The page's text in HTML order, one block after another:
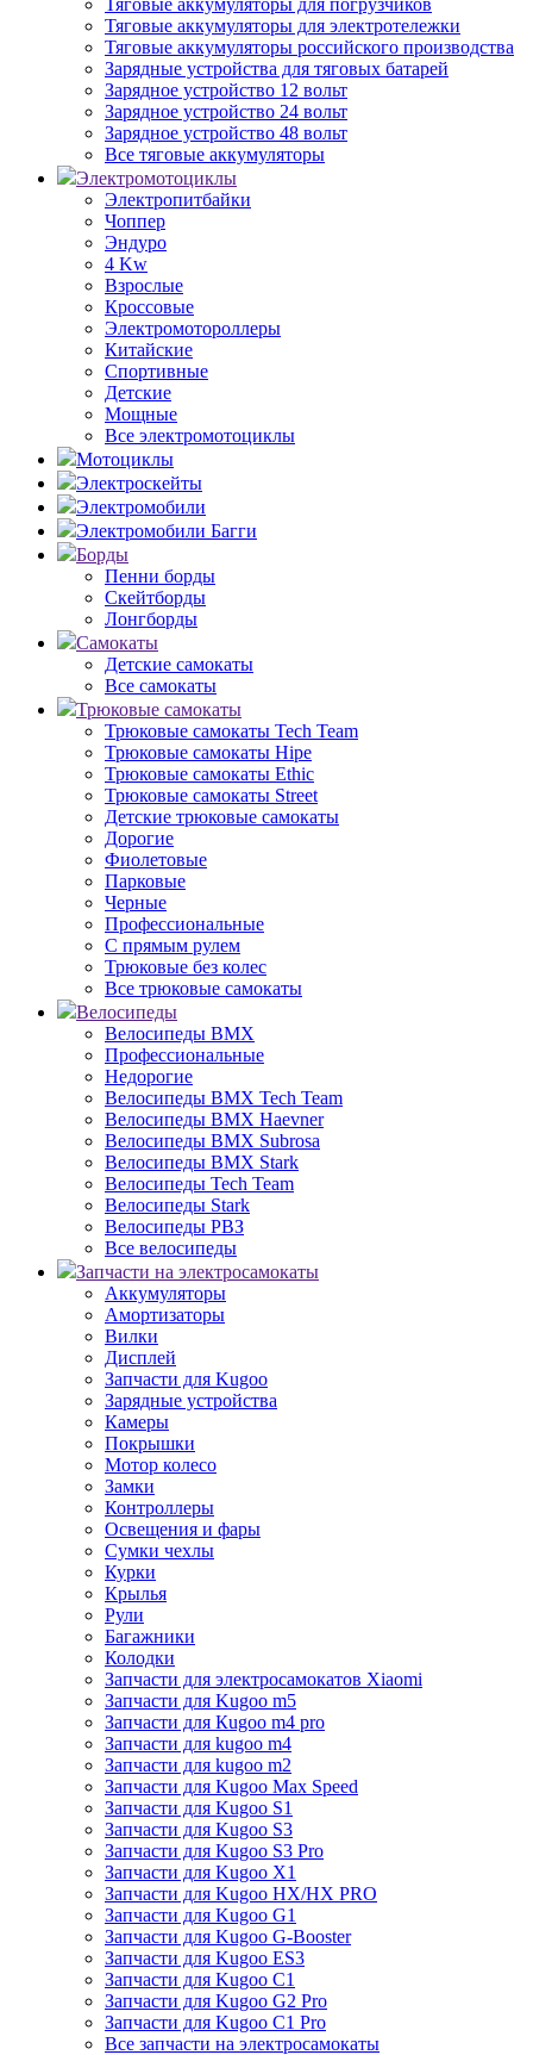
Тяговые аккумуляторы для погрузчиков
Тяговые аккумуляторы для электротележки
Тяговые аккумуляторы российского производства
Зарядные устройства для тяговых батарей
Зарядное устройство 12 вольт
Зарядное устройство 24 вольт
Зарядное устройство 48 вольт
Все тяговые аккумуляторы
Электромотоциклы
Электропитбайки
Чоппер
Эндуро
4 Kw
Взрослые
Кроссовые
Электромотороллеры
Китайские
Спортивные
Детские
Мощные
Все электромотоциклы
Мотоциклы
Электроскейты
Электромобили
Электромобили Багги
Борды
Пенни борды
Скейтборды
Лонгборды
Самокаты
Детские самокаты
Все самокаты
Трюковые самокаты
Трюковые самокаты Tech Team
Трюковые самокаты Hipe
Трюковые самокаты Ethic
Трюковые самокаты Street
Детские трюковые самокаты
Дорогие
Фиолетовые
Парковые
Черные
Профессиональные
С прямым рулем
Трюковые без колес
Все трюковые самокаты
Велосипеды
Велосипеды BMX
Профессиональные
Недорогие
Велосипеды BMX Tech Team
Велосипеды BMX Haevner
Велосипеды BMX Subrosa
Велосипеды BMX Stark
Велосипеды Tech Team
Велосипеды Stark
Велосипеды РВЗ
Все велосипеды
Запчасти на электросамокаты
Аккумуляторы
Амортизаторы
Вилки
Дисплей
Запчасти для Kugoo
Зарядные устройства
Камеры
Покрышки
Мотор колесо
Замки
Контроллеры
Освещения и фары
Сумки чехлы
Курки
Крылья
Рули
Багажники
Колодки
Запчасти для электросамокатов Xiaomi
Запчасти для Kugoo m5
Запчасти для Кugoo m4 pro
Запчасти для kugoo m4
Запчасти для kugoo m2
Запчасти для Kugoo Max Speed
Запчасти для Kugoo S1
Запчасти для Kugoo S3
Запчасти для Kugoo S3 Pro
Запчасти для Kugoo X1
Запчасти для Kugoo HX/HX PRO
Запчасти для Kugoo G1
Запчасти для Kugoo G-Booster
Запчасти для Kugoo ES3
Запчасти для Kugoo C1
Запчасти для Kugoo G2 Pro
Запчасти для Kugoo C1 Pro
Все запчасти на электросамокаты